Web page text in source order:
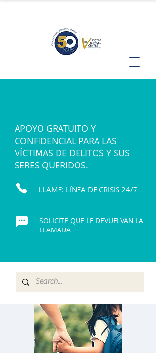
APOYO GRATUITO Y
CONFIDENCIAL PARA LAS
VÍCTIMAS DE DELITOS Y SUS
SERES QUERIDOS.
LLAME: LÍNEA DE CRISIS 24/7
SOLICITE QUE LE DEVUELVAN LA
LLAMADA